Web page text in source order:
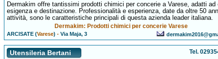
Dermakim offre tantissimi prodotti chimici per concerie a Varese, adatti ad
esigenza e destinazione. Professionalità e esperienza, date da oltre 50
attività, sono le caratteristiche principali di questa azienda leader italiana.
Dermakim: Prodotti chimici per concerie Varese
ARCISATE (Varese) -Via Maja, 3
Utensileria Bertani Tel.